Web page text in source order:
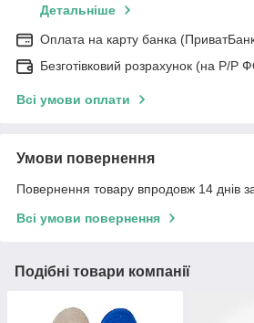
Детальніше
Оплата на карту банка
Безготівковий розрахунок (на Р/Р
Всі умови оплати
Умови повернення
Повернення товару впродовж 14 днів
Всі умови повернення
Подібні товари компанії